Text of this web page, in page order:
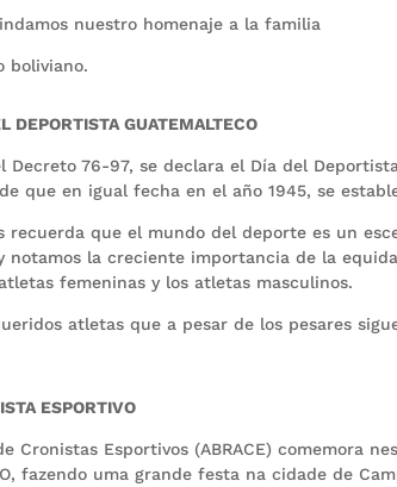
nuestro homenaje a la familia
boliviano.
DEPORTISTA GUATEMALTECO
Decreto 76-97, se declara el Día del
que en igual fecha en el año 1945, se
recuerda que el mundo del deporte es un
notamos la creciente importancia de la
femeninas y los atletas masculinos.
atletas que a pesar de los pesares
ESPORTIVO
Cronistas Esportivos (ABRACE) comemora
fazendo uma grande festa na cidade de